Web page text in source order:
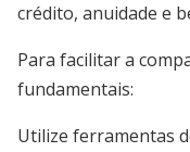
crédito, anuidade e
Para facilitar a
fundamentais:
Utilize ferramentas